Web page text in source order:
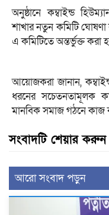
অনুষ্ঠানে কম্বাইন্ড
শাখার নতুন কমিটি
এ কমিটিতে অন্তর্ভুক্ত করা
আয়োজকরা জানান,
ধরনের সচেতনতামূলক
মানবিক সমাজ গঠনে কাজ
সংবাদটি শেয়ার করুন
আরো সংবাদ পড়ুন